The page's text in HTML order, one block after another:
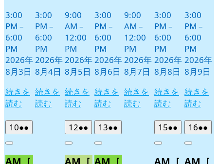
3:00
PM –
6:00
PM
2026年
8月3日
続きを
読む
3:00
PM –
6:00
PM
2026年
8月4日
続きを
読む
9:00
AM –
12:00
PM
2026年
8月5日
続きを
読む
3:00
PM –
6:00
PM
2026年
8月6日
続きを
読む
9:00
AM –
12:00
PM
2026年
8月7日
続きを
読む
3:00
PM –
6:00
PM
2026年
8月8日
続きを
読む
3:00
PM –
6:00
PM
2026年
8月9日
続きを
読む
102026
年
月
●●
件
イ
Close
122026
年
月
●●
件
イ
Close
132026
年
月
●●
件
イ
Close
152026
年
月
●●
件
イ
Close
162026
年
月
●●
件
イ
Close